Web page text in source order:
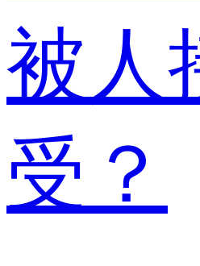
被人
受？